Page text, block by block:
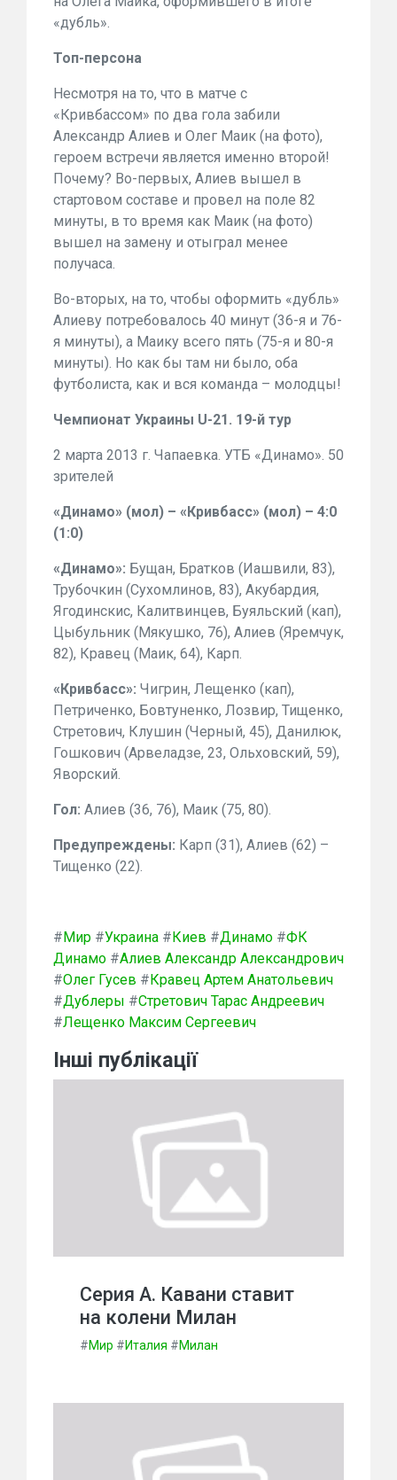
«дубль».
Топ-персона
Несмотря на то, что в матче с
«Кривбассом» по два гола забили
Александр Алиев и Олег Маик (на фото),
героем встречи является именно второй!
Почему? Во-первых, Алиев вышел в
стартовом составе и провел на поле 82
минуты, в то время как Маик (на фото)
вышел на замену и отыграл менее
получаса.
Во-вторых, на то, чтобы оформить «дубль»
Алиеву потребовалось 40 минут (36-я и 76-
я минуты), а Маику всего пять (75-я и 80-я
минуты). Но как бы там ни было, оба
футболиста, как и вся команда – молодцы!
Чемпионат Украины U-21. 19-й тур
2 марта 2013 г. Чапаевка. УТБ «Динамо». 50
зрителей
«Динамо» (мол) – «Кривбасс» (мол) – 4:0
(1:0)
«Динамо»: Бущан, Братков (Иашвили, 83),
Трубочкин (Сухомлинов, 83), Акубардия,
Ягодинскис, Калитвинцев, Буяльский (кап),
Цыбульник (Мякушко, 76), Алиев (Яремчук,
82), Кравец (Маик, 64), Карп.
«Кривбасс»: Чигрин, Лещенко (кап),
Петриченко, Бовтуненко, Лозвир, Тищенко,
Стретович, Клушин (Черный, 45), Данилюк,
Гошкович (Арвеладзе, 23, Ольховский, 59),
Яворский.
Гол: Алиев (36, 76), Маик (75, 80).
Предупреждены: Карп (31), Алиев (62) –
Тищенко (22).
#Мир #Украина #Киев #Динамо #ФК
Динамо #Алиев Александр Александрович
#Олег Гусев #Кравец Артем Анатольевич
#Дублеры #Стретович Тарас Андреевич
#Лещенко Максим Сергеевич
Інші публікації
Серия А. Кавани ставит
на колени Милан
#Мир #Италия #Милан